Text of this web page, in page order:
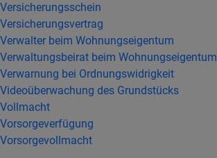
Versicherungsschein
Versicherungsvertrag
Verwalter beim Wohnungseigentum
Verwaltungsbeirat beim Wohnungseigentum
Verwarnung bei Ordnungswidrigkeit
Videoüberwachung des Grundstücks
Vollmacht
Vorsorgeverfügung
Vorsorgevollmacht